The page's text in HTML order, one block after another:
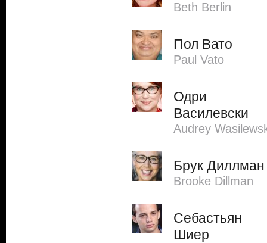
Beth Berlin
Пол Вато
Paul Vato
Одри
Василевски
Audrey
Брук Диллман
Brooke Dillman
Себастьян
Шиер